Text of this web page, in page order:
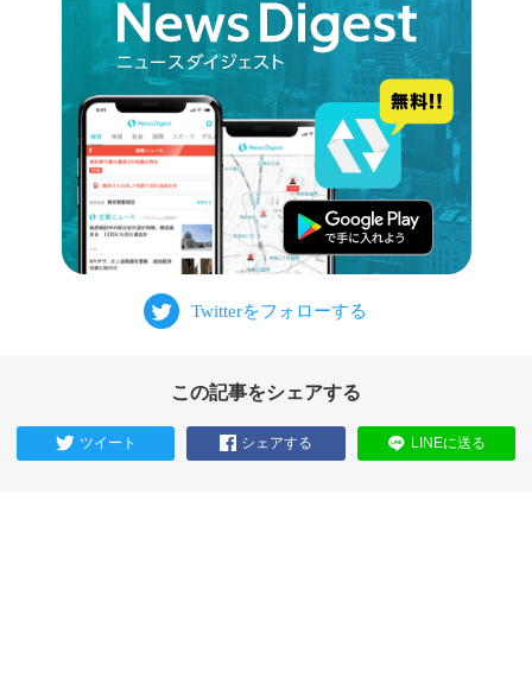
この記事をシェアする
ツイート シェアする LINEに送る